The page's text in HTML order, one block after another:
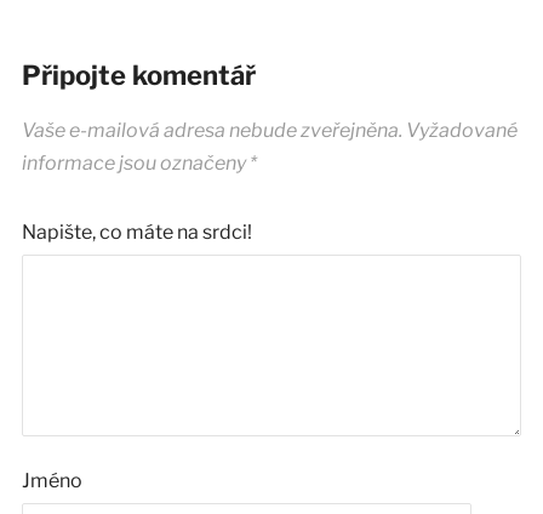
Připojte komentář
Vaše e-mailová adresa nebude zveřejněna. Vyžadované
informace jsou označeny*
Napište, co máte na srdci!
Jméno